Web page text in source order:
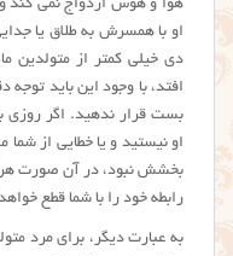
هوا و هوس ازدواج نمی کند و
او با همسرش به طلاق یا
دی خیلی کمتر از متولدین
افتد، با وجود این باید
بست قرار ندهید. اگر روزی
او نیستید و یا خطایی از
بخشش نبود، در آن صورت
رابطه خود را با شما قطع
به عبارت دیگر، برای مرد